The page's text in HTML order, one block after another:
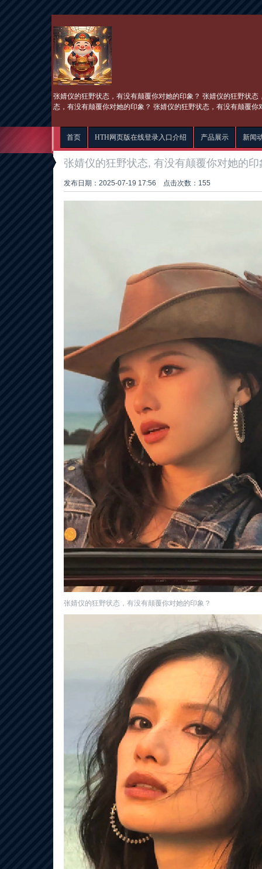
张婧仪的狂野状态，有没有颠覆你对她的印象？ 张婧仪的狂野状
态，有没有颠覆你对她的印象？ 张婧仪的狂野状态，有没有颠覆你
首页 HTH网页版在线登录入口介绍 产品展示 新闻
张婧仪的狂野状态, 有没有颠覆你对她的印
发布日期：2025-07-19 17:56 点击次数：155
张婧仪的狂野状态，有没有颠覆你对她的印象？